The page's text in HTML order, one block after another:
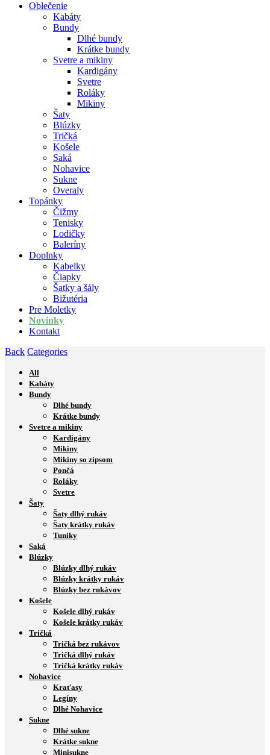
Oblečenie
Kabáty
Bundy
Dlhé bundy
Krátke bundy
Svetre a mikiny
Kardigány
Svetre
Roláky
Mikiny
Šaty
Blúzky
Tričká
Košele
Saká
Nohavice
Sukne
Overaly
Topánky
Čižmy
Tenisky
Lodičky
Baleríny
Doplnky
Kabelky
Čiapky
Šatky a šály
Bižutéria
Pre Moletky
Novinky
Kontakt
Back Categories
All
Kabáty
Bundy
Dlhé bundy
Krátke bundy
Svetre a mikiny
Kardigány
Mikiny
Mikiny so zipsom
Pončá
Roláky
Svetre
Šaty
Šaty dlhý rukáv
Šaty krátky rukáv
Tuniky
Saká
Blúzky
Blúzky dlhý rukáv
Blúzky krátky rukáv
Blúzky bez rukávov
Košele
Košele dlhý rukáv
Košele krátky rukáv
Tričká
Tričká bez rukávov
Tričká dlhý rukáv
Tričká krátky rukáv
Nohavice
Kraťasy
Legíny
Dlhé Nohavice
Sukne
Dlhé sukne
Krátke sukne
Minisukne